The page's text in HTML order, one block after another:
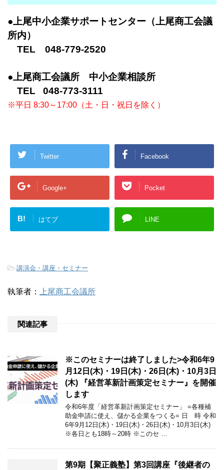
●上尾中小企業サポートセンター（上尾商工会議
所内）
TEL 048-779-2520
●上尾商工会議所 中小企業相談所
TEL 048-773-3111
※平日 8:30～17:00（土・日・祝日を除く）
Twitter Facebook
Google+ Pocket
B! はてブ LINE
-講演会・講座・セミナー
執筆者： 上尾商工会議所
関連記事
※このセミナーは終了しました>令和6年9
月12日(木)・19日(木)・26日(木)・10月3日
(木) 『経営革新計画策定セミナー』を開催
します
令和6年度「経営革新計画策定セミナー」 =各種補
助金申請に使え、儲かる企業をつくる= 日 時 令和
6年9月12日(木)・19日(木)・26日(木)・10月3日(木)
※各日とも18時～20時 ※このセ …
第9期【聚正義塾】第3回講座『後継者の